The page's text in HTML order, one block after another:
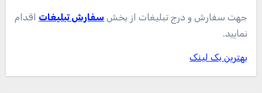
جهت سفارش و درج تبلیغات از بخش سفارش تبلیغات اقدام
نمایید.
بهترین بک لینک